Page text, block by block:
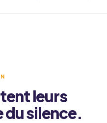
leurs
du silence.